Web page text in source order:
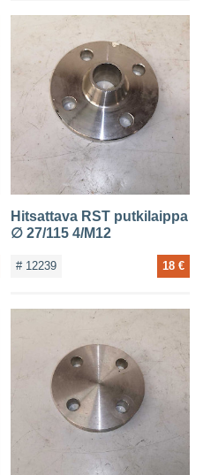
Hitsattava RST putkilaippa
∅ 27/115 4/M12
# 12239 18 €